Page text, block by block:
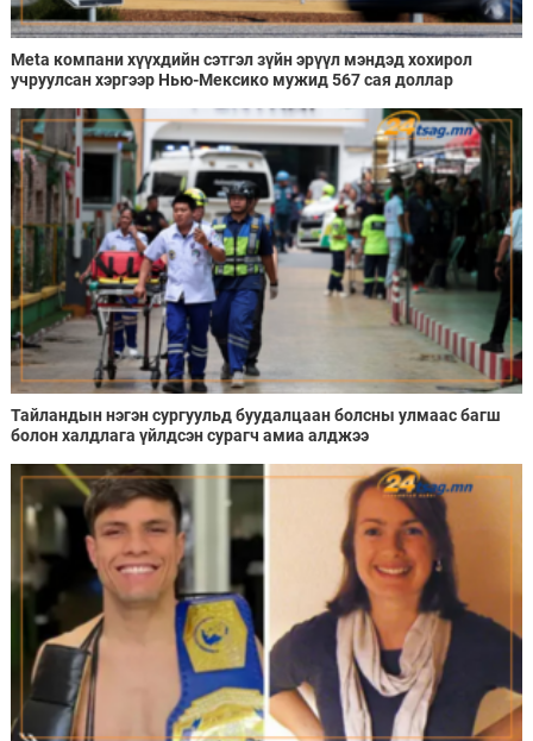
Meta компани хүүхдийн сэтгэл зүйн эрүүл мэндэд хохирол
учруулсан хэргээр Нью-Мексико мужид 567 сая доллар
Тайландын нэгэн сургуульд буудалцаан болсны улмаас багш
болон халдлага үйлдсэн сурагч амиа алджээ